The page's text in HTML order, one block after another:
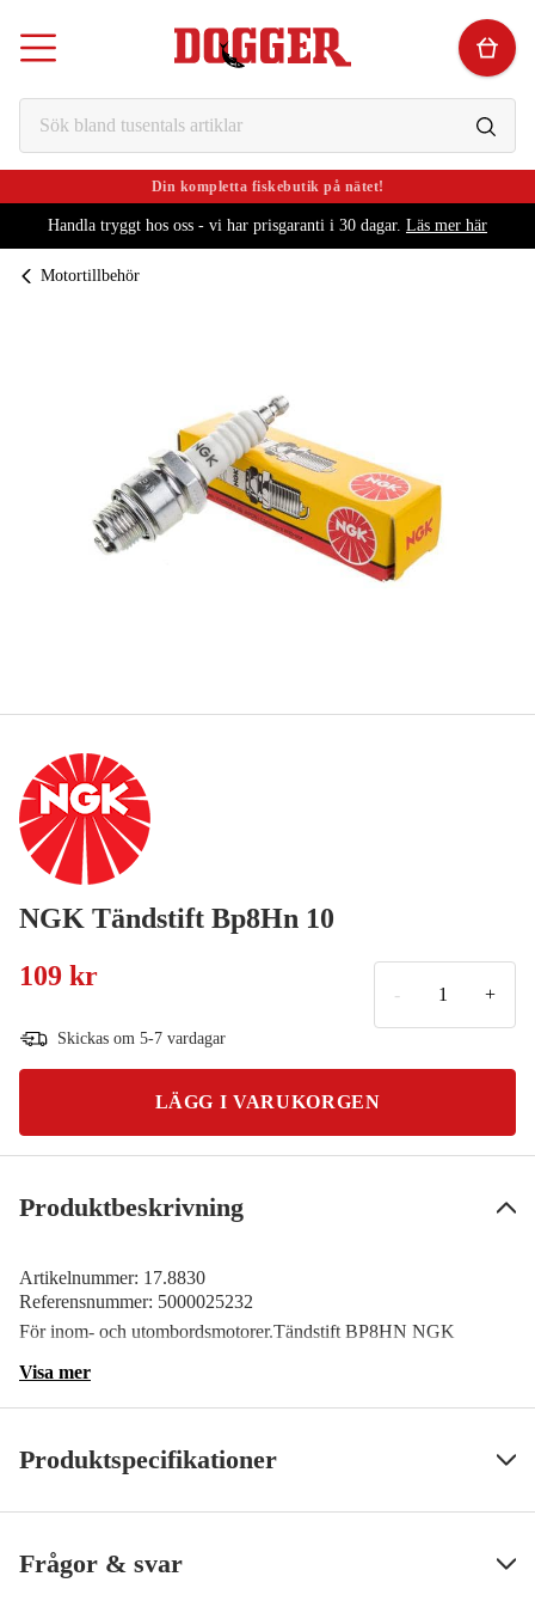
Din kompletta fiskebutik på nätet!
Handla tryggt hos oss - vi har prisgaranti i 30 dagar. Läs mer här
Motortillbehör
NGK Tändstift Bp8Hn 10
109 kr
- +
Skickas om 5-7 vardagar
LÄGG I VARUKORGEN
Produktbeskrivning
Artikelnummer: 17.8830
Referensnummer: 5000025232
För inom- och utombordsmotorer.Tändstift BP8HN NGK
Visa mer
Produktspecifikationer
Visa mindre
Frågor & svar